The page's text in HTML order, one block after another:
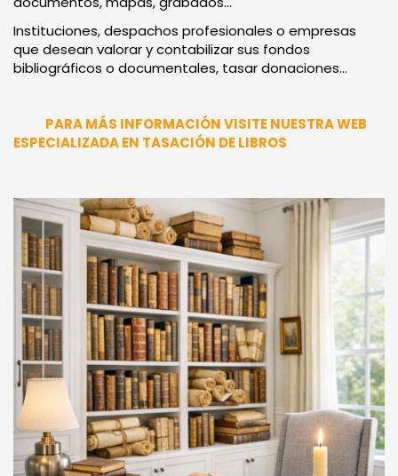
Instituciones, despachos profesionales o empresas
que desean valorar y contabilizar sus fondos
bibliográficos o documentales, tasar donaciones...
PARA MÁS INFORMACIÓN VISITE NUESTRA WEB
ESPECIALIZADA EN TASACIÓN DE LIBROS